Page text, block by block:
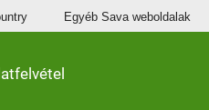
Egyéb Sava weboldalak